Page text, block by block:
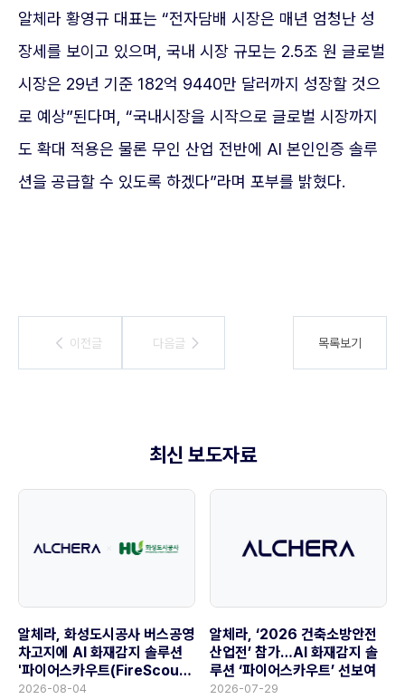
알체라 황영규 대표는 “전자담배 시장은 매년 엄청난 성
장세를 보이고 있으며, 국내 시장 규모는 2.5조 원 글로벌
시장은 29년 기준 182억 9440만 달러까지 성장할 것으
로 예상”된다며, “국내시장을 시작으로 글로벌 시장까지
도 확대 적용은 물론 무인 산업 전반에 AI 본인인증 솔루
션을 공급할 수 있도록 하겠다”라며 포부를 밝혔다.
이전글
이전글 다음글
다음글 목록보기
최신 보도자료
알체라, 화성도시공사 버스공영
차고지에 AI 화재감지 솔루션
'파이어스카우트(FireScout)'
공급
2026-08-04
알체라, ‘2026 건축소방안전
산업전’ 참가…AI 화재감지 솔
루션 ‘파이어스카우트’ 선보여
2026-07-29